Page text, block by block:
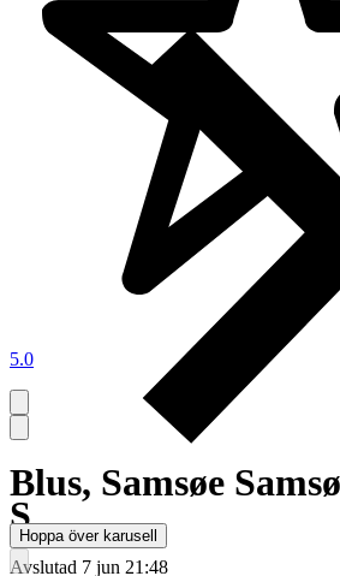
5.0
Blus, Samsøe
S
Avslutad 7 jun 21:48
Hoppa över karusell